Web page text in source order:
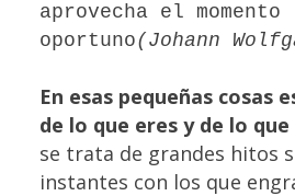
aprovecha el momento
oportuno(Johann
En esas pequeñas cosas
de lo que eres y de lo
se trata de grandes hitos
instantes con los que